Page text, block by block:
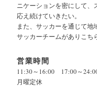
ニケーションを密にして、
応え続けていきたい。
また、サッカーを通じて
サッカーチームがありこち
営業時間
11:30～16:00 17:00～
月曜定休